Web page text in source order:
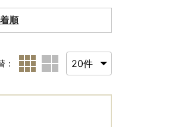
順
：